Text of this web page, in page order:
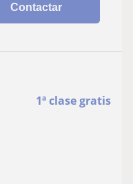
Contactar
1ª clase gratis